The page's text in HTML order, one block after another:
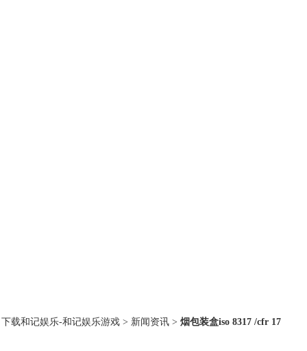
下载和记娱乐-和记娱乐游戏 > 新闻资讯 > 烟包装盒iso 8317 /cfr 17